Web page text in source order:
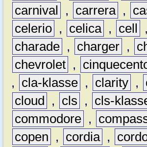
carnival
, carrera ,
celerio , celica , cell ,
charade , charger ,
chevrolet ,
,
cla-klasse , clarity ,
cloud
, cls , cls-
commodore ,
copen
, cordia ,